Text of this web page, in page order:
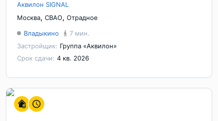
Аквилон SIGNAL
Москва, СВАО, Отрадное
Владыкино
7 мин.
Застройщик: Группа «Аквилон»
Срок сдачи: 4 кв. 2026